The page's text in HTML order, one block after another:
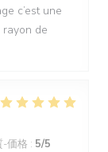
c’est une
de
-価格 : 5/5